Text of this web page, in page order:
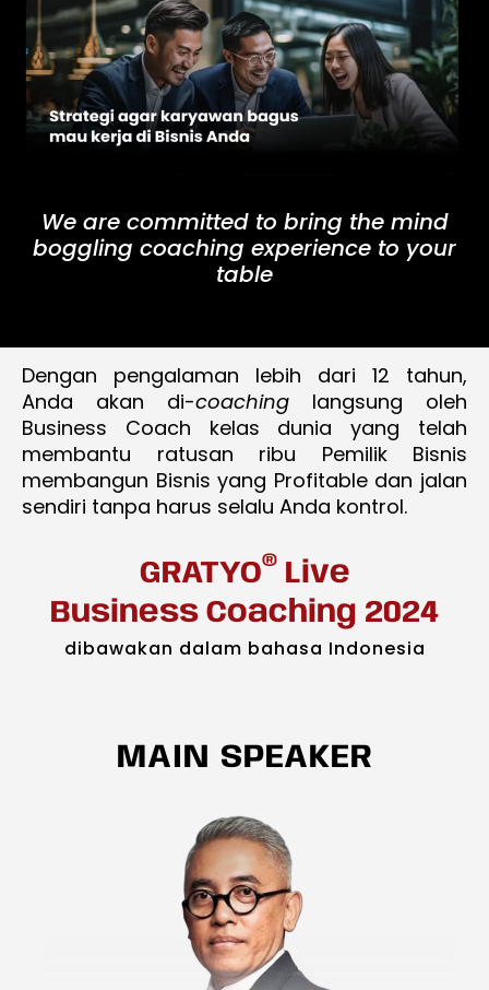
We are committed to bring the mind
boggling coaching experience to your
table
Dengan pengalaman lebih dari 12 tahun,
Anda akan di-coaching langsung oleh
Business Coach kelas dunia yang telah
membantu ratusan ribu Pemilik Bisnis
membangun Bisnis yang Profitable dan jalan
sendiri tanpa harus selalu Anda kontrol.
GRATYO® Live
Business Coaching 2024
dibawakan dalam bahasa Indonesia
MAIN SPEAKER